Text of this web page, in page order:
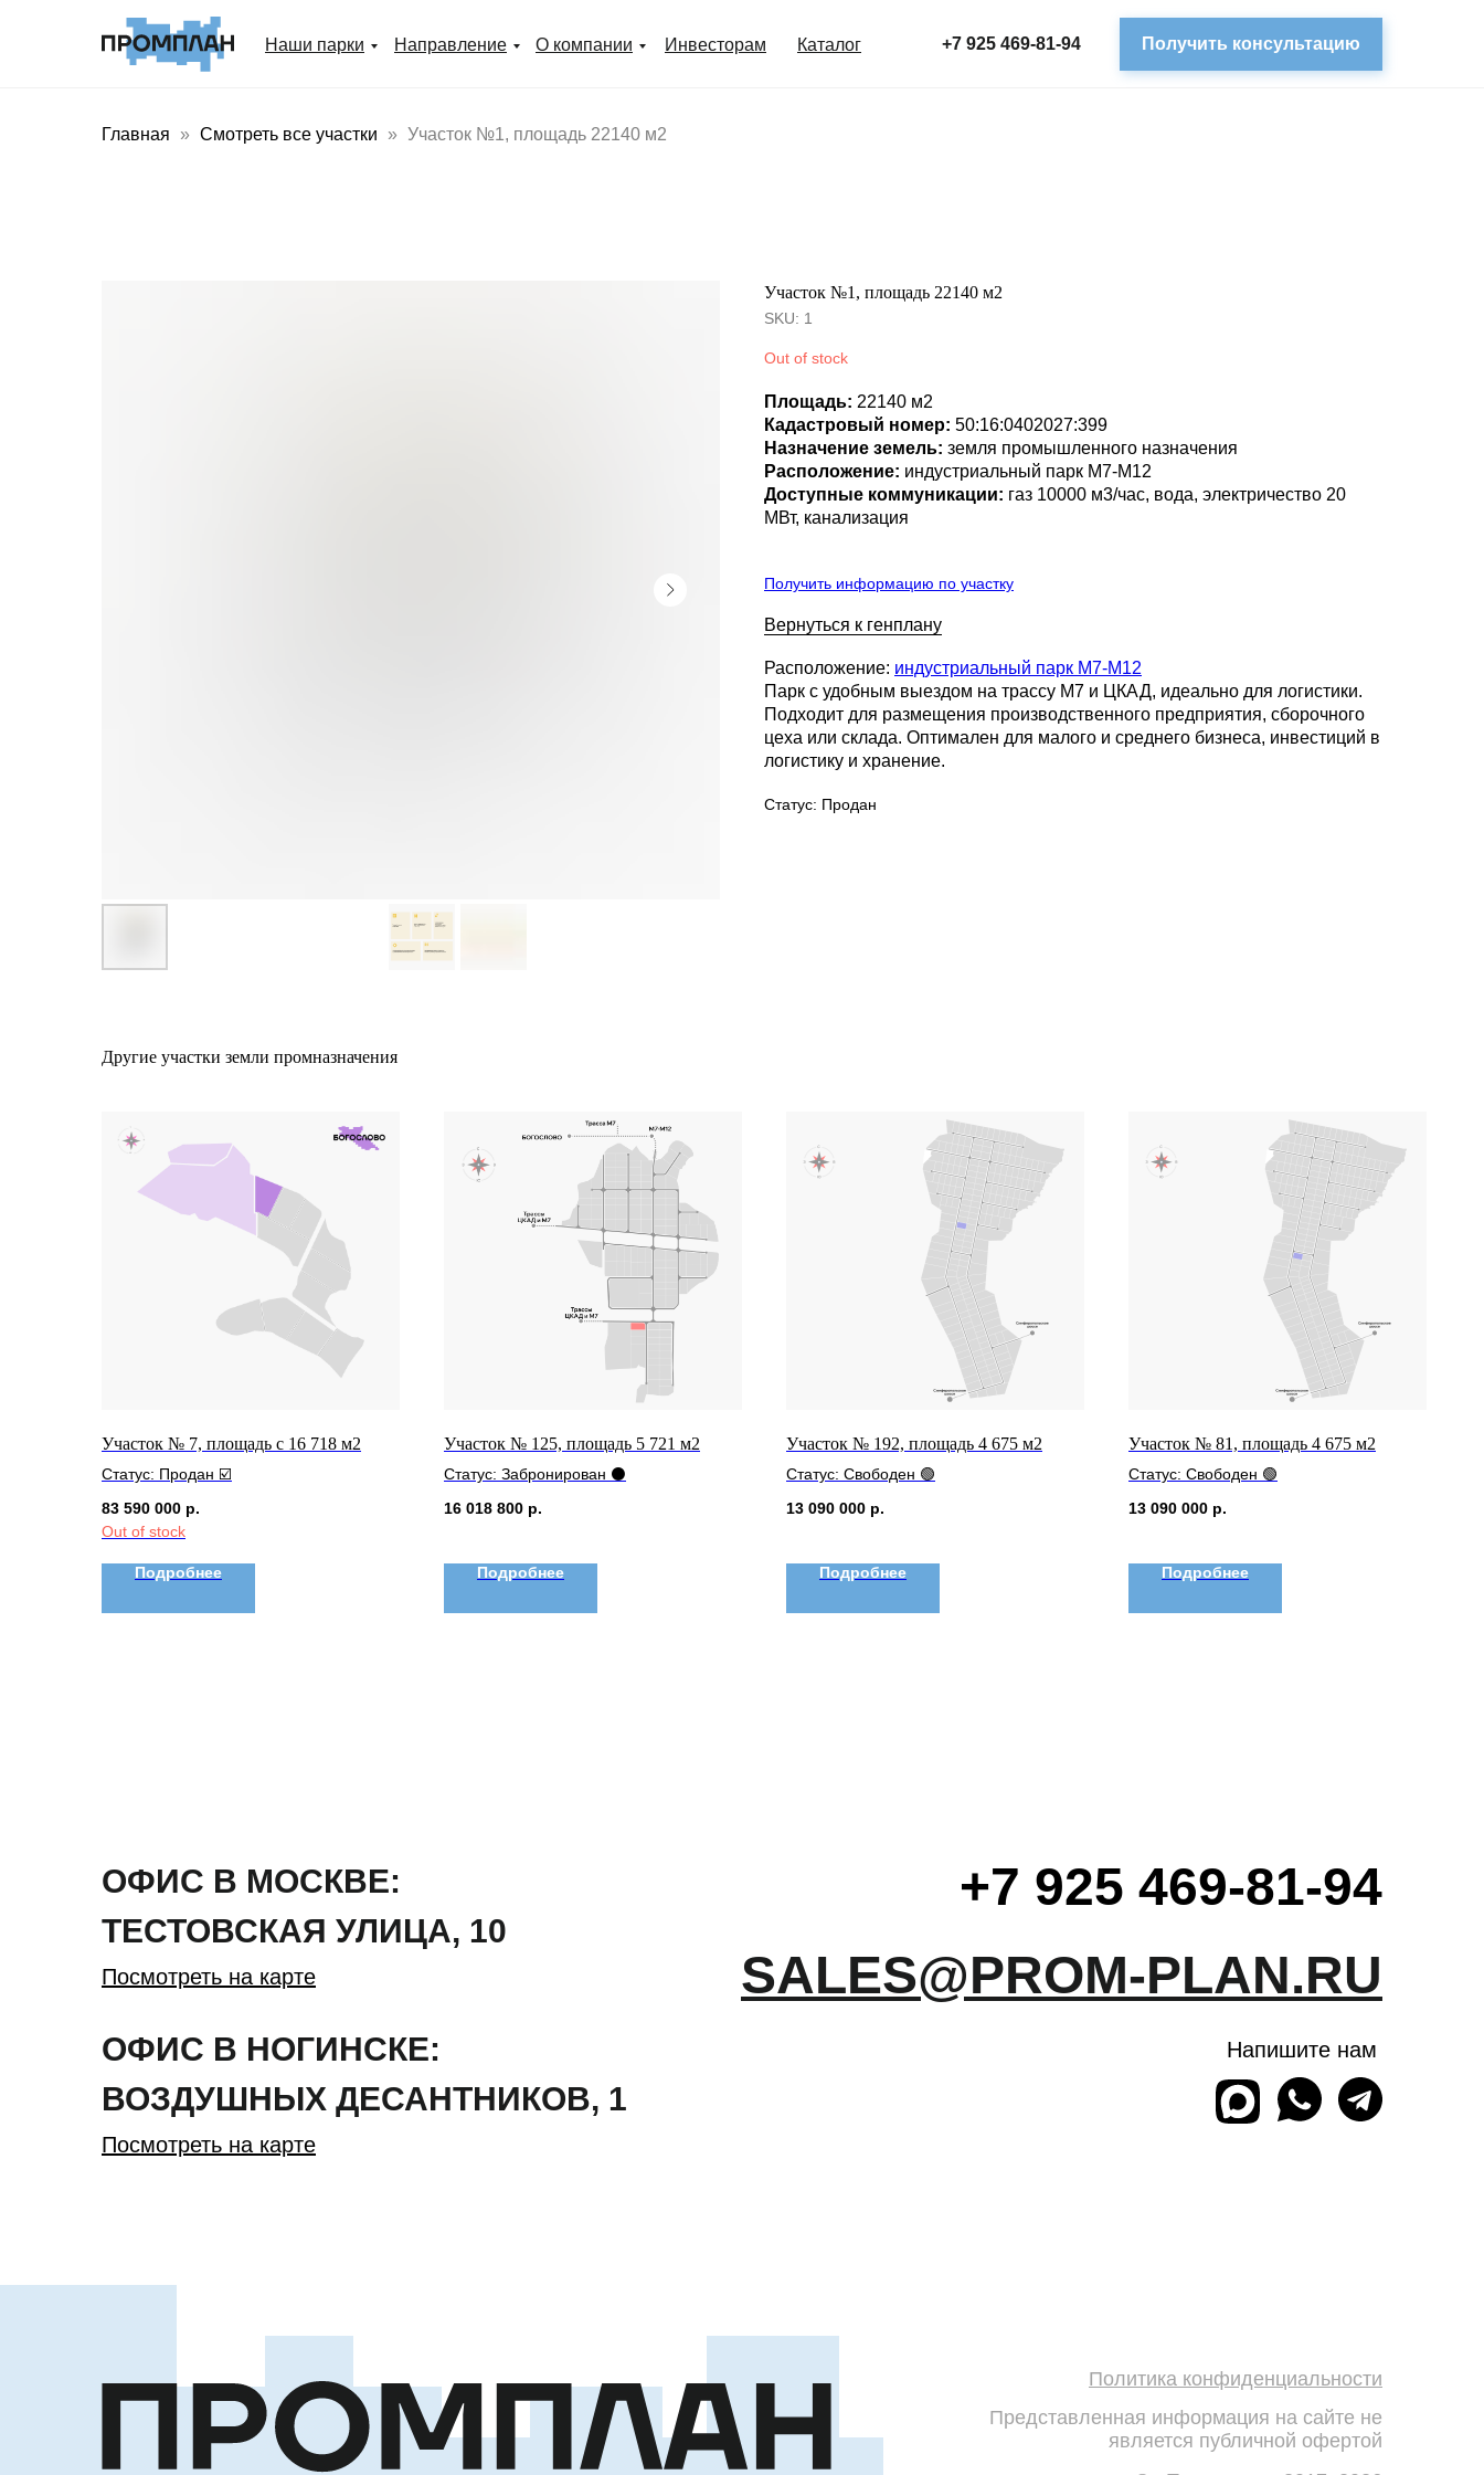
Получить консультацию
Инвесторам Каталог
О компании
Направление
Наши парки +7 925 469-81-94
Главная Смотреть все участки Участок №1, площадь 22140 м2
Участок №1, площадь 22140 м2
SKU: 1
Out of stock
Площадь: 22140 м2
Кадастровый номер: 50:16:0402027:399
Назначение земель: земля промышленного назначения
Расположение: индустриальный парк М7-М12
Доступные коммуникации: газ 10000 м3/час, вода, электричество 20
МВт, канализация
Получить информацию по участку
Вернуться к генплану
Расположение: индустриальный парк М7-М12
Парк с удобным выездом на трассу М7 и ЦКАД, идеально для логистики.
Подходит для размещения производственного предприятия, сборочного
цеха или склада. Оптимален для малого и среднего бизнеса, инвестиций в
логистику и хранение.
Статус: Продан
Другие участки земли промназначения
Участок № 7, площадь с 16 718 м2
Статус: Продан ☑️
83 590 000 р.
Out of stock
Подробнее
Участок № 125, площадь 5 721 м2
Статус: Забронирован ⚫
16 018 800 р.
Подробнее
Участок № 192, площадь 4 675 м2
Статус: Свободен 🟢
13 090 000 р.
Подробнее
Участок № 81, площадь 4 675 м2
Статус: Свободен 🟢
13 090 000 р.
Подробнее
+7 925 469-81-94
SALES@PROM-PLAN.RU
ОФИС В МОСКВЕ:
ТЕСТОВСКАЯ УЛИЦА, 10
Напишите нам
ОФИС В НОГИНСКЕ:
ВОЗДУШНЫХ ДЕСАНТНИКОВ, 1
Посмотреть на карте
Посмотреть на карте
Представленная информация на сайте не
является публичной офертой
Политика конфиденциальности